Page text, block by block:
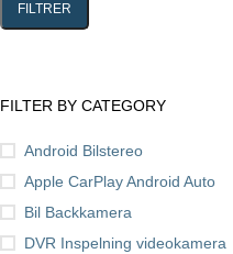
FILTRER
FILTER BY CATEGORY
Android Bilstereo
Apple CarPlay Android Auto
Bil Backkamera
DVR Inspelning videokamera